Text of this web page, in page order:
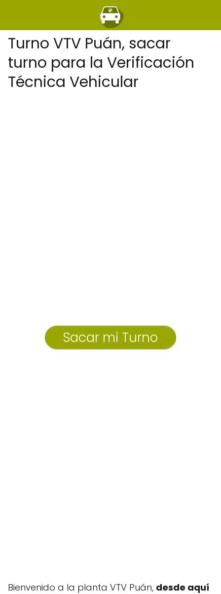
Turno VTV Puán, sacar
turno para la Verificación
Técnica Vehicular
Sacar mi Turno
Bienvenido a la planta VTV Puán, desde aquí